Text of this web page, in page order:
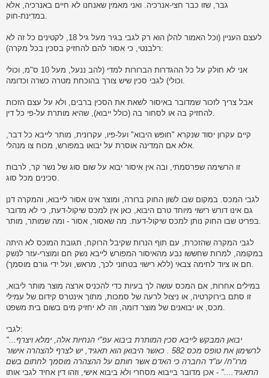
גבר, שזו כבר חצי-אנרכיה. ואני מאמין שאנחנו לא חיים באנרכיה, אלא
במדינת-חוק.
לעצם העניין (וכל האמור להלן הוא רק לגבי בגיר מעל גיל 18, לקטינים כל זה לא
רלבנטי, כי אסור להם להחזיק בסכין בכל מקרה):
אני לא חולק על כל ההגדרות הברורות למדי (להב ננעל, מעל 10 ס"מ, וכולי
וכולי) לגבי סכין שיש צורך בהוכחת מטרה כשרה וכדומה.
אבל צריך לזכור שמדובר באיסור לשאת את הסכין ברבים, ולא על עצם הזכות
להחזיק בה או לסחור בה (כולל ייבוא), שהיא מותרת על-פי כל דין.
קיים עקרון יסוד שנקרא "חופש היבוא" ועל-פיו, עקרונית, מותר לייבא כל דבר,
אלא אם המדינה אוסרת על יבואו במפורש, מכוח צו מנהלי.
זו הרשימה שפרסמתי, ובה אין איסור יבוא על שום סוג של נשר קר, לרבות
סכינים מכל סוג.
לגבי המכס. במקום שבו לשון החוק ברורה, ומוצר אינו אסור לייבוא, והמקרה דנן
גם אינו דורש רישוי מיוחד טרם היבוא, כאן אין למכס שיקול-דעת, כי לא מדובר
בפריט שבו החוק נותן למכס שיקול-דעת. מה שאסור, אסור - ומה שמותר, מותר.
לגבי המקרה שהזכרת, עם תוף הנרות שקיבל הרוקח, תגובת המוכס לא היתה
במקומה, למרות שחששו נבע מהאיסור המפורש לייבא נשק חם ומוצרי-עזר לנשק
חם או ציוד לחימה צבאי (ללא רישוי בטחוני לכך, מראש, ועל ידי גורם מוסמך).
במילים אחרות, אם המכס עושה לך בעיות כדי להכניס ארצה מוצר מותר ליבוא,
זו סתם בירוקרטיה, או ניצול לרעה של סמכות, מתוך אינטרס קידום של עמילי
מכס, או יבואנים של מוצר דומה, וזה לא יחזיק מים בשום בית משפט.
לגבי:
"...יבואן המבקש לייבא סכין המותרת ביבוא עפ"י הנחיות אלה, ימלא ויצרף
לרשימון את טופס מכס 582 . כאשר היבואן הוא תאגיד, יש לצרף להצהרה אישור
מרו"ח/ עו"ד החברה כי האדם אשר חותם על ההצהרה מוסמך לחתום בשם
התאגיד...." - אכן מדובר בייבוא מסחרי ולא ביבוא אישי, וזהו דין אחיד לגבי אותו